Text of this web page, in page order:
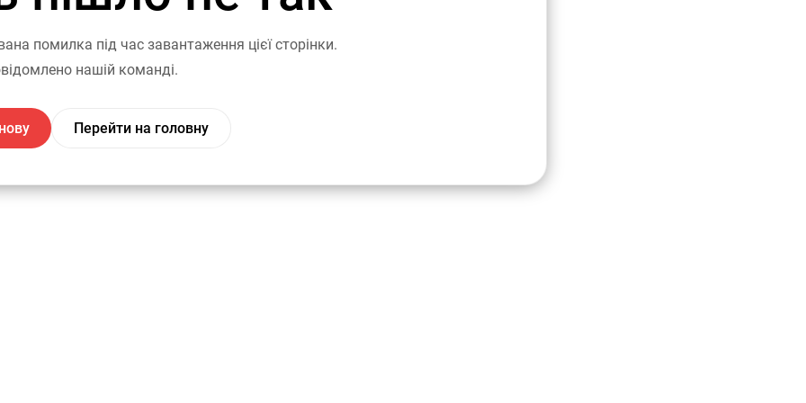
помилка під час завантаження цієї сторінки.
нашій команді.
Перейти на головну